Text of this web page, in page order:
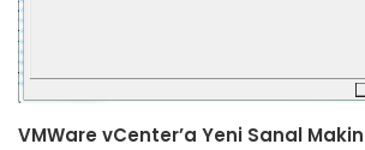
VMWare vCenter’a Yeni Sanal